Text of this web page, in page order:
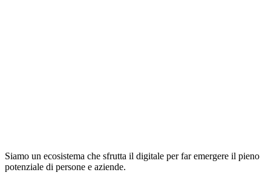
Siamo un ecosistema che sfrutta il digitale per far emergere il pieno
potenziale di persone e aziende.